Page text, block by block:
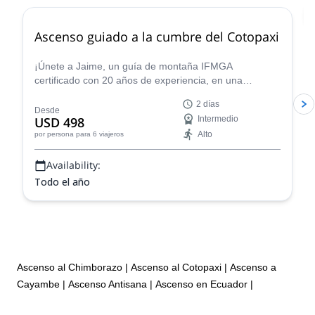
The most spectacular guided tours that Fernando has done.
Antisana South Peak Open new rout
Matterhorn
Denali
Ascenso guiado a la cumbre del Cotopaxi
¡Únete a Jaime, un guía de montaña IFMGA
certificado con 20 años de experiencia, en una
Cotopaxi, el icónico volcán de Ecuador!
Desde
USD 498
por persona para 6 viajeros
2 días
Intermedio
Alto
Availability:
Todo el año
Ascenso al Chimborazo | Ascenso al Cotopaxi | Ascenso a
Cayambe | Ascenso Antisana | Ascenso en Ecuador |